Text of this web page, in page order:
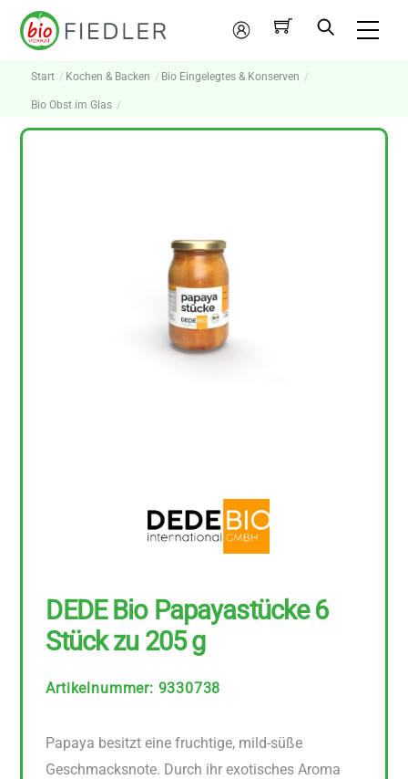
Skip
Mein
Konto
Start Kochen & Backen Bio Eingelegtes & Konserven
Bio Obst im Glas
DEDE Bio Papayastücke 6
Stück zu 205 g
Artikelnummer: 9330738
Papaya besitzt eine fruchtige, mild-süße
Geschmacksnote. Durch ihr exotisches Aroma